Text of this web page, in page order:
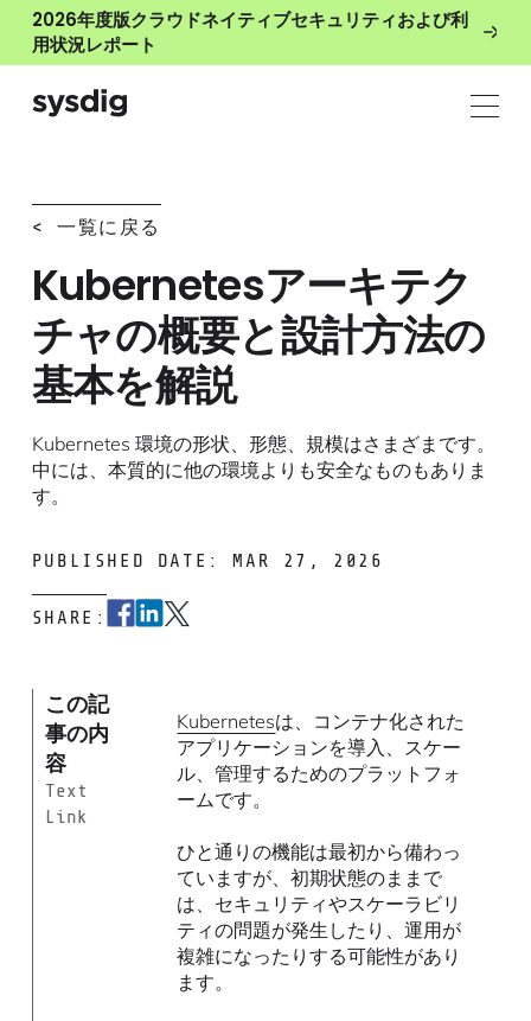
2026年度版クラウドネイティブセキュリティおよび利
用状況レポート
< 一覧に戻る
Kubernetesアーキテク
チャの概要と設計方法の
基本を解説
Kubernetes 環境の形状、形態、規模はさまざまです。
中には、本質的に他の環境よりも安全なものもありま
す。
PUBLISHED DATE: MAR 27, 2026
SHARE:
この記
事の内
容
Text
Link
Kubernetesは、コンテナ化された
アプリケーションを導入、スケー
ル、管理するためのプラットフォ
ームです。
ひと通りの機能は最初から備わっ
ていますが、初期状態のままで
は、セキュリティやスケーラビリ
ティの問題が発生したり、運用が
複雑になったりする可能性があり
ます。